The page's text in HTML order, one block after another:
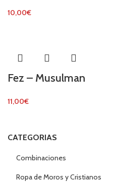
CATEGORIAS
Combinaciones
Ropa de Moros y Cristianos
10,00€
Fez – Musulman
11,00€